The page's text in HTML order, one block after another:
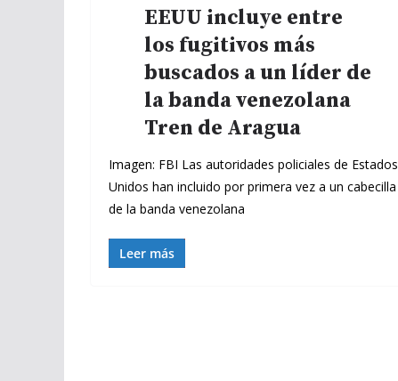
EEUU incluye entre
los fugitivos más
buscados a un líder de
la banda venezolana
Tren de Aragua
Imagen: FBI Las autoridades policiales de Estados
Unidos han incluido por primera vez a un cabecilla
de la banda venezolana
Leer más